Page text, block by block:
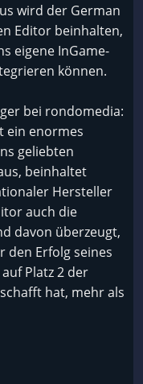
wird der German
Editor beinhalten,
eigene InGame-
können.
bei rondomedia:
ein enormes
geliebten
beinhaltet
Hersteller
auch die
davon überzeugt,
den Erfolg seines
Platz 2 der
hat, mehr als